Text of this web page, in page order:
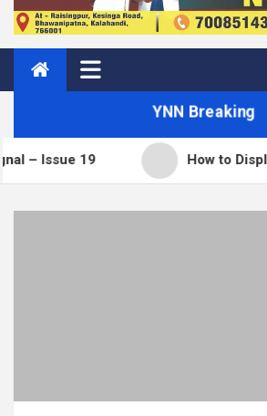
YNN Breaking
19 How to Display